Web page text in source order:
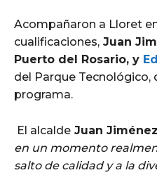
Acompañaron a Lloret
cualificaciones, Juan
Puerto del Rosario, y
del Parque
programa.
El alcalde Juan Jiménez
en un momento
salto de calidad y a la